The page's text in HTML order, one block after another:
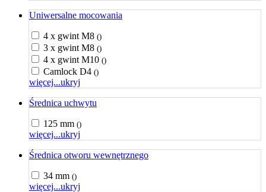
Uniwersalne mocowania
4 x gwint M8 ()
3 x gwint M8 ()
4 x gwint M10 ()
Camlock D4 ()
więcej...ukryj
Średnica uchwytu
125 mm ()
więcej...ukryj
Średnica otworu wewnętrznego
34 mm ()
więcej...ukryj